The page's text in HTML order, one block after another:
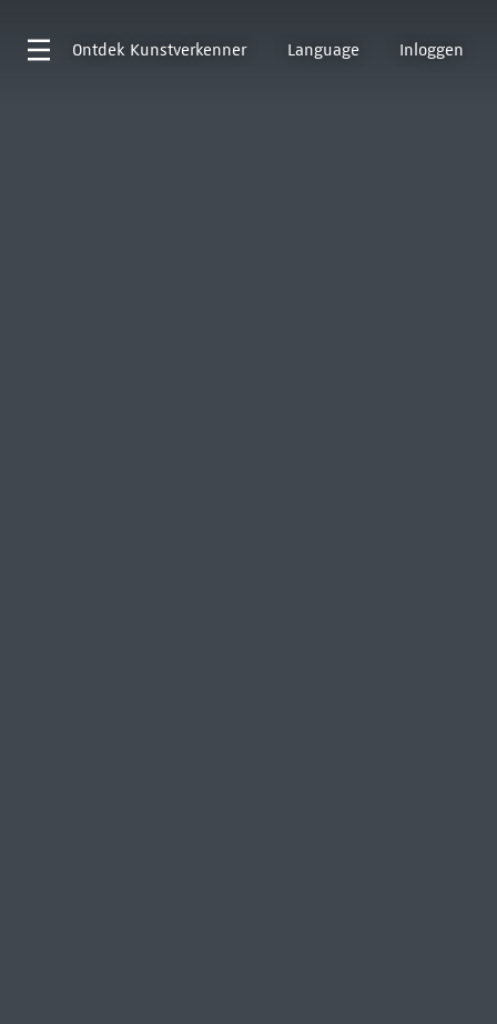
Ontdek Kunstverkenner Language Inloggen